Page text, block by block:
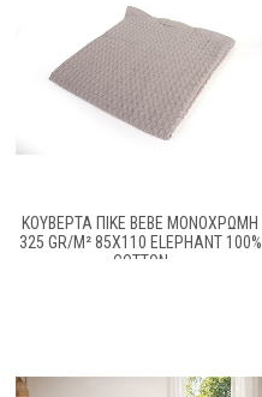
ΚΟΥΒΈΡΤΑ ΠΙΚΈ BEBE ΜΟΝΌΧΡΩΜΗ
325 GR/M² 85X110 ELEPHANT 100%
COTTON